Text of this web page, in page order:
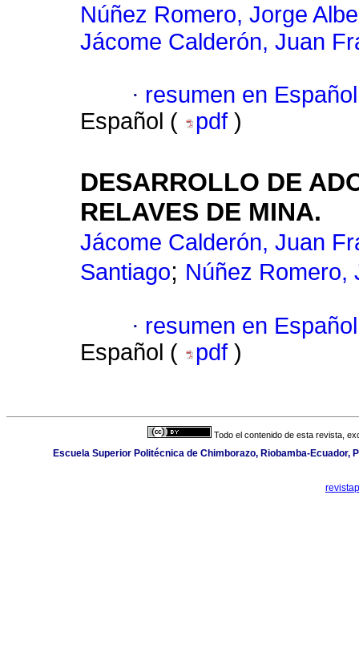
Núñez Romero, Jorge
Jácome Calderón, Juan
· resumen en Español
Español (
pdf )
DESARROLLO DE
RELAVES DE MINA.
Jácome Calderón, Juan
Santiago; Núñez Romero,
· resumen en Español
Español (
pdf )
Todo el contenido de esta revista,
Escuela Superior Politécnica de Chimborazo, Riobamba-Ecuador,